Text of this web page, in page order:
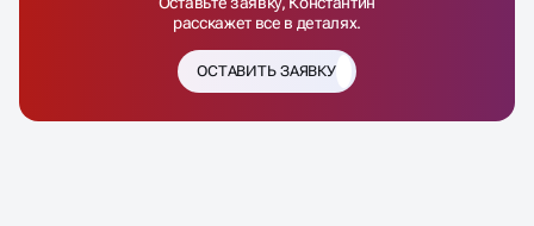
расскажет все в деталях.
ОСТАВИТЬ ЗАЯВКУ